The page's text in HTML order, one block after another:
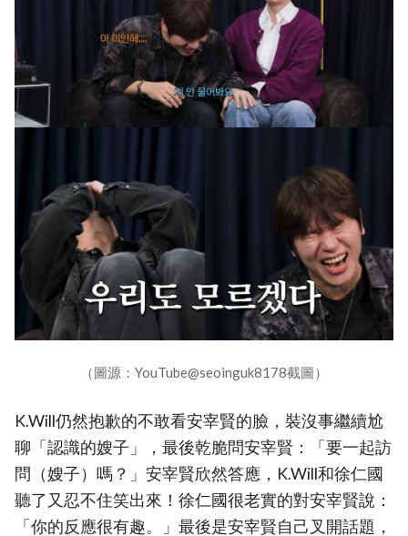
（圖源：YouTube@seoinguk8178截圖）
K.Will仍然抱歉的不敢看安宰賢的臉，裝沒事繼續尬
聊「認識的嫂子」，最後乾脆問安宰賢：「要一起訪
問（嫂子）嗎？」安宰賢欣然答應，K.Will和徐仁國
聽了又忍不住笑出來！徐仁國很老實的對安宰賢說：
「你的反應很有趣。」最後是安宰賢自己叉開話題，